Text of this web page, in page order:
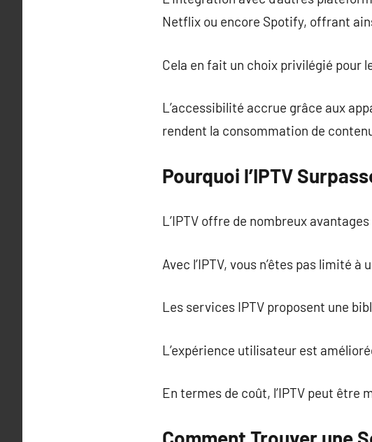
Netflix ou encore Spotify, offrant
Cela en fait un choix privilégié pour
L’accessibilité accrue grâce aux
rendent la consommation de
Pourquoi l’IPTV
L’IPTV offre de nombreux
Avec l’IPTV, vous n’êtes pas limité à
Les services IPTV proposent une
L’expérience utilisateur est
En termes de coût, l’IPTV peut être